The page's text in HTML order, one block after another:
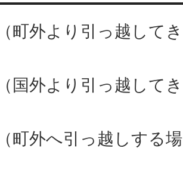
町外より引っ越して
国外より引っ越して
町外へ引っ越しする